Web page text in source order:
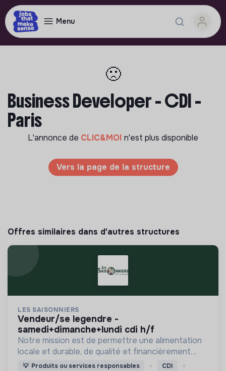
Menu
🙁
Business Developer - CDI -
Paris
L'annonce de CLIC&MOI n'est plus disponible
Vers la page de la structure
Offres similaires dans d'autres structures
LES SAISONNIERS
vendeur/se legendre -
samedi+dimanche+lundi cdi h/f
Notre mission est de permettre une alimentation
locale et durable, de qualité et financièrement
abordable.
💡 Produits ou services responsables CDI